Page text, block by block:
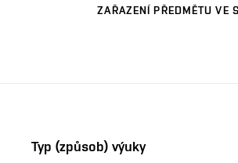
ZAŘAZENÍ PŘEDMĚTU VE
Typ (způsob) výuky